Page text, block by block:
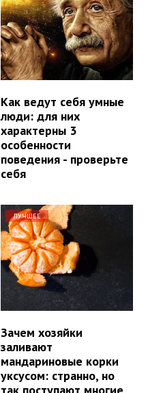
Как ведут себя умные
люди: для них
характерны 3
особенности
поведения - проверьте
себя
ЛУЧШЕЕ
Зачем хозяйки
заливают
мандариновые корки
уксусом: странно, но